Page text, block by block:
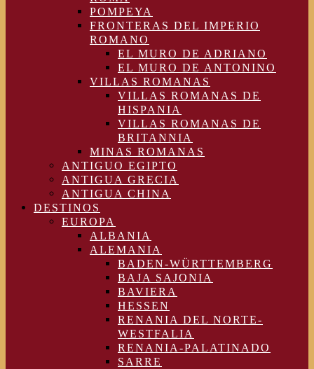
POMPEYA
FRONTERAS DEL IMPERIO
ROMANO
EL MURO DE ADRIANO
EL MURO DE ANTONINO
VILLAS ROMANAS
VILLAS ROMANAS DE
HISPANIA
VILLAS ROMANAS DE
BRITANNIA
MINAS ROMANAS
ANTIGUO EGIPTO
ANTIGUA GRECIA
ANTIGUA CHINA
DESTINOS
EUROPA
ALBANIA
ALEMANIA
BADEN-WÜRTTEMBERG
BAJA SAJONIA
BAVIERA
HESSEN
RENANIA DEL NORTE-
WESTFALIA
RENANIA-PALATINADO
SARRE